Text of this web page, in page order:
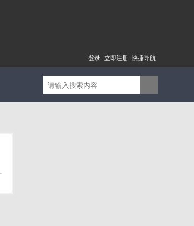
快捷导航
登录 立即注册